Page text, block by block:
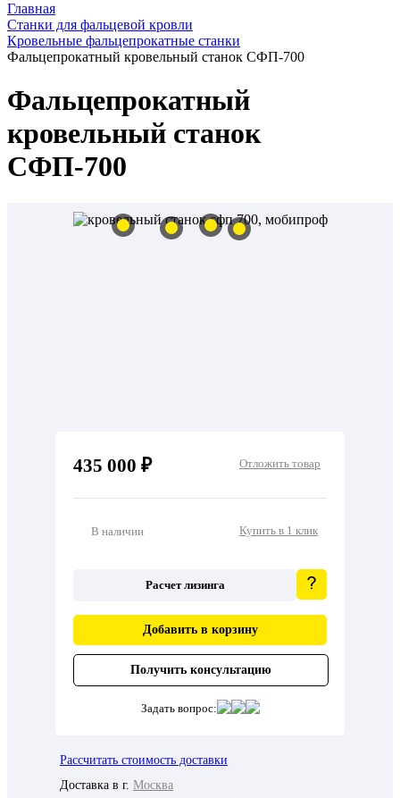
Главная
Станки для фальцевой кровли
Кровельные фальцепрокатные станки
Фальцепрокатный кровельный станок СФП-700
Фальцепрокатный
кровельный станок
СФП-700
435 000 ₽ Отложить товар
В наличии Купить в 1 клик
Расчет лизинга
Добавить в корзину
Получить консультацию
Задать вопрос:
Рассчитать стоимость доставки
Доставка в г. Москва